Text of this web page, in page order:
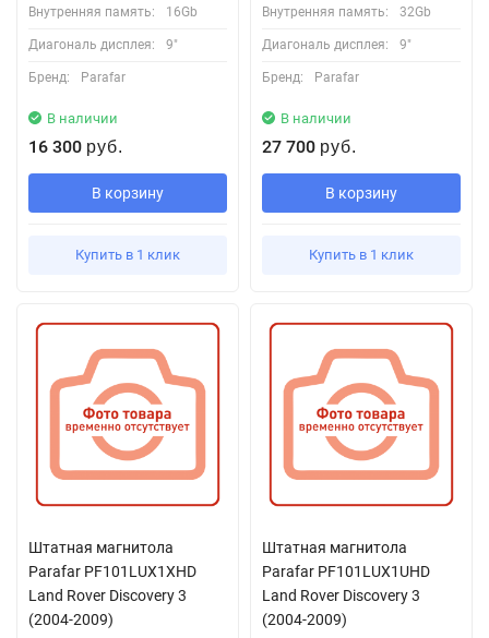
Внутренняя память: 16Gb
Диагональ дисплея: 9"
Бренд: Parafar
В наличии
16 300 руб.
В корзину
Купить в 1 клик
Внутренняя память: 32Gb
Диагональ дисплея: 9"
Бренд: Parafar
В наличии
27 700 руб.
В корзину
Купить в 1 клик
Штатная магнитола
Parafar PF101LUX1XHD
Land Rover Discovery 3
(2004-2009)
Штатная магнитола
Parafar PF101LUX1UHD
Land Rover Discovery 3
(2004-2009)